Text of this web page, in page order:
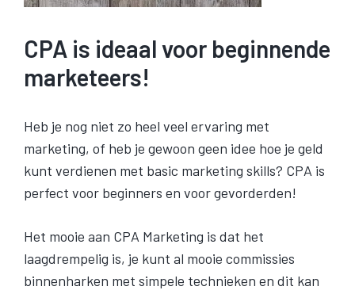
CPA is ideaal voor beginnende
marketeers!
Heb je nog niet zo heel veel ervaring met
marketing, of heb je gewoon geen idee hoe je geld
kunt verdienen met basic marketing skills? CPA is
perfect voor beginners en voor gevorderden!
Het mooie aan CPA Marketing is dat het
laagdrempelig is, je kunt al mooie commissies
binnenharken met simpele technieken en dit kan